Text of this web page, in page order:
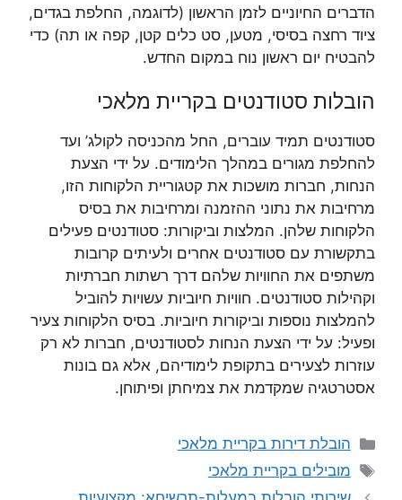
הדברים החיוניים לזמן הראשון (לדוגמה, החלפת בגדים,
ציוד רחצה בסיסי, מטען, סט כלים קטן, קפה או תה) כדי
להבטיח יום ראשון נוח במקום החדש.
הובלות סטודנטים בקריית מלאכי
סטודנטים תמיד עוברים, החל מהכניסה לקולג’ ועד
להחלפת מגורים במהלך הלימודים. על ידי הצעת
הנחות, חברות מושכות את קטגוריית הלקוחות הזו,
מרחיבות את נתוני ההזמנה ומרחיבות את בסיס
הלקוחות שלהן. המלצות וביקורות: סטודנטים פעילים
בתקשורת עם סטודנטים אחרים ולעיתים קרובות
משתפים את החוויות שלהם דרך רשתות חברתיות
וקהילות סטודנטים. חוויות חיוביות עשויות להוביל
להמלצות נוספות וביקורות חיוביות. בסיס הלקוחות צעיר
ופעיל: על ידי הצעת הנחות לסטודנטים, חברות לא רק
עוזרות לצעירים בתקופת לימודיהם, אלא גם בונות
אסטרטגיה שמקדמת את צמיחתן ופיתוחן.
קטגוריות
הובלת דירות בקריית מלאכי
תגיות
מובילים בקריית מלאכי